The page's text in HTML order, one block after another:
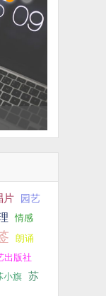
片 园艺
情感
朗诵
出版社
小旗
苏